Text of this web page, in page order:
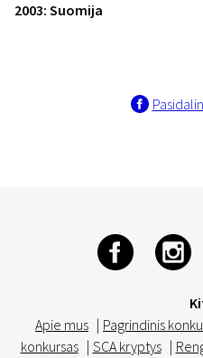
2003: Suomija
Apie mus | Pagrindinis
konkursas | SCA kryptys |